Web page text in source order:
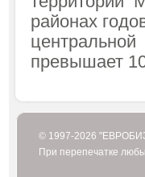
районах
превышает
© 1997-2026
При перепечатке